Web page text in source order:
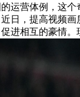
运营体例，这
日，提高视频
进相互的豪情。